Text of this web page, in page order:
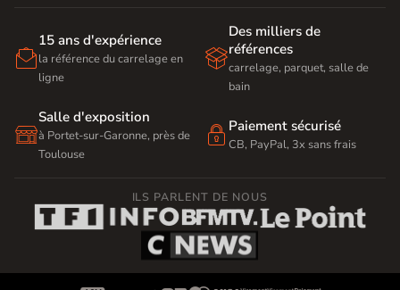

15 ans d'expérience
la référence du carrelage en
ligne

Des milliers de
références
carrelage, parquet, salle de
bain

Salle d'exposition
à Portet-sur-Garonne, près de
Toulouse
 Paiement sécurisé
CB, PayPal, 3x sans frais
ILS PARLENT DE NOUS